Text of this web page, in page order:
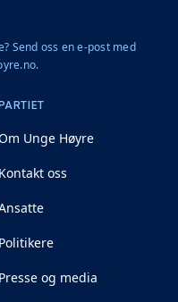
Send oss en e-post med
Unge Høyre
Kontakt oss
Politikere
Presse og media